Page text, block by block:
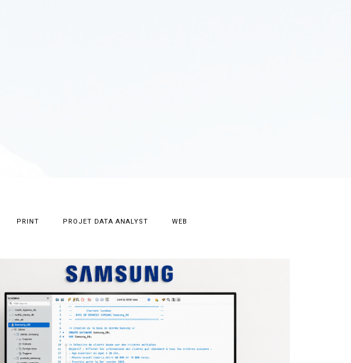
PRINT PROJET DATA ANALYST WEB